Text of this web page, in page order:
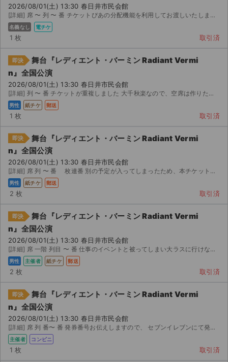
サイト情報
チケットジャム運営会社
プライバシーポリシー
特定商取引法に基づく表記
公演登録依頼
不正転売禁止法について
チケットジャムの取り組み
音楽情報
2026/08/01(土) 13:30 春日井市民会館
[詳細] 席 〜 列 〜 番 チケットぴあの分配機能を利用してお渡しいたしますので、チケットぴ...
名義なし 電チケ
1 枚 取引済
即決
舞台『レディエント・バーミン Radiant Vermi
n』全国公演
2026/08/01(土) 13:30 春日井市民会館
[詳細] 列 〜 番 チケットが重複しました 大千秋楽なので、空席は作りたくないので 何方かにお譲り...
男性 紙チケ 郵送
1 枚 取引済
即決
舞台『レディエント・バーミン Radiant Vermi
n』全国公演
2026/08/01(土) 13:30 春日井市民会館
[詳細] 席 列 〜 番 枚連番 別の予定が入ってしまったため、本チケットを出品いたします。 ...
男性 紙チケ 郵送
2 枚 取引済
即決
舞台『レディエント・バーミン Radiant Vermi
n』全国公演
2026/08/01(土) 13:30 春日井市民会館
[詳細] 席 一階 列目 〜 番 仕事のイベントと被ってしまい大ラスに行けなくなりました。
男性 主催者 紙チケ 郵送
2 枚 取引済
即決
舞台『レディエント・バーミン Radiant Vermi
n』全国公演
2026/08/01(土) 13:30 春日井市民会館
[詳細] 席 列 番〜 番 発券番号お伝えしますので、 セブンイレブンにて発券 願います。
主催者 コンビニ
1 枚 取引済